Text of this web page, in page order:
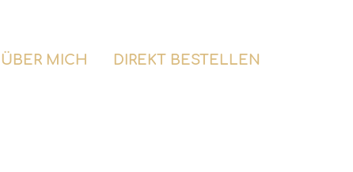
ÜBER MICH DIREKT BESTELLEN